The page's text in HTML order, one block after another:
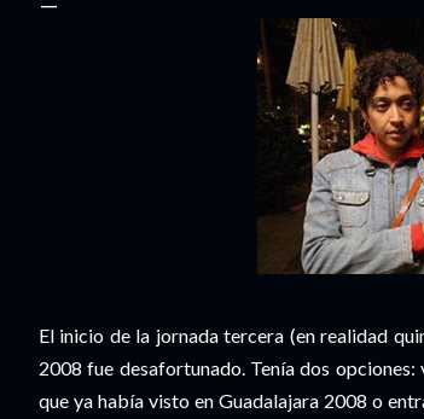
El inicio de la jornada tercera (en realidad
2008 fue desafortunado. Tenía dos opciones:
que ya había visto en Guadalajara 2008 o